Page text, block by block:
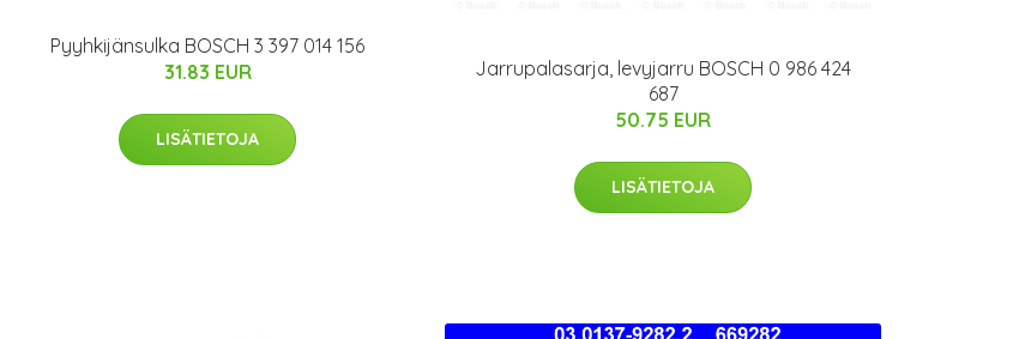
Pyyhkijänsulka BOSCH 3 397 014 156
31.83 EUR
LISÄTIETOJA
Jarrupalasarja, levyjarru BOSCH 0 986 424
687
50.75 EUR
LISÄTIETOJA